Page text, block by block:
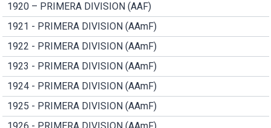
1920 – PRIMERA DIVISION (AAF)
1921 - PRIMERA DIVISION (AAmF)
1922 - PRIMERA DIVISION (AAmF)
1923 - PRIMERA DIVISION (AAmF)
1924 - PRIMERA DIVISION (AAmF)
1925 - PRIMERA DIVISION (AAmF)